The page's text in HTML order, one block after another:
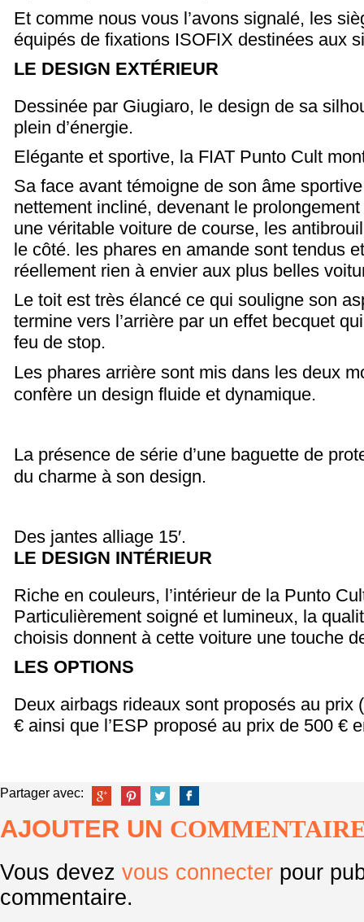
Et comme nous vous l’avons signalé, les
équipés de fixations ISOFIX destinées aux
LE DESIGN EXTÉRIEUR
Dessinée par Giugiaro, le design de sa
plein d’énergie.
Elégante et sportive, la FIAT Punto Cult
Sa face avant témoigne de son âme
nettement incliné, devenant le
une véritable voiture de course, les
le côté. les phares en amande sont tendus
réellement rien à envier aux plus belles
Le toit est très élancé ce qui souligne son
termine vers l’arrière par un effet becquet
feu de stop.
Les phares arrière sont mis dans les deux
confère un design fluide et dynamique.
La présence de série d’une baguette de
du charme à son design.
Des jantes alliage 15′.
LE DESIGN INTÉRIEUR
Riche en couleurs, l’intérieur de la Punto
Particulièrement soigné et lumineux, la
choisis donnent à cette voiture une touche
LES OPTIONS
Deux airbags rideaux sont proposés au prix
€ ainsi que l’ESP proposé au prix de 500 €
Partager avec:
AJOUTER UN
Vous devez vous connecter pour
commentaire.